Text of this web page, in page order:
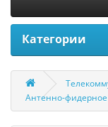
Категории
Антенно-